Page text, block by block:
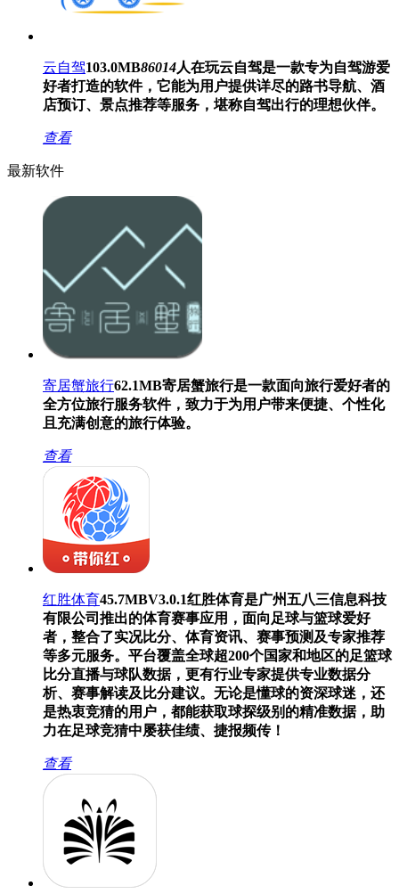
云自驾103.0MB86014人在玩云自驾是一款专为自驾游爱
好者打造的软件，它能为用户提供详尽的路书导航、酒
店预订、景点推荐等服务，堪称自驾出行的理想伙伴。
查看
最新软件
寄居蟹旅行62.1MB寄居蟹旅行是一款面向旅行爱好者的
全方位旅行服务软件，致力于为用户带来便捷、个性化
且充满创意的旅行体验。
查看
红胜体育45.7MBV3.0.1红胜体育是广州五八三信息科技
有限公司推出的体育赛事应用，面向足球与篮球爱好
者，整合了实况比分、体育资讯、赛事预测及专家推荐
等多元服务。平台覆盖全球超200个国家和地区的足篮球
比分直播与球队数据，更有行业专家提供专业数据分
析、赛事解读及比分建议。无论是懂球的资深球迷，还
是热衷竞猜的用户，都能获取球探级别的精准数据，助
力在足球竞猜中屡获佳绩、捷报频传！
查看